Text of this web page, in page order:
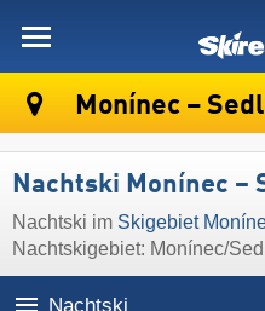
Monínec –
Nachtski Monínec –
Nachtski im Skigebiet
Nachtskigebiet: Monínec/
Nachtski